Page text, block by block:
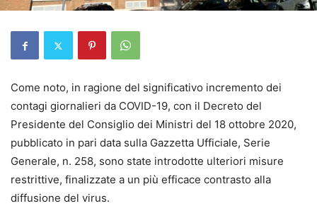
Come noto, in ragione del significativo incremento dei
contagi giornalieri da COVID-19, con il Decreto del
Presidente del Consiglio dei Ministri del 18 ottobre 2020,
pubblicato in pari data sulla Gazzetta Ufficiale, Serie
Generale, n. 258, sono state introdotte ulteriori misure
restrittive, finalizzate a un più efficace contrasto alla
diffusione del virus.